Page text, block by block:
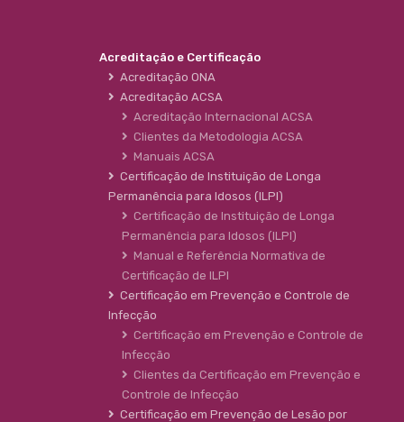
Acreditação e Certificação
Acreditação ONA
Acreditação ACSA
Acreditação Internacional ACSA
Clientes da Metodologia ACSA
Manuais ACSA
Certificação de Instituição de Longa
Permanência para Idosos (ILPI)
Certificação de Instituição de Longa
Permanência para Idosos (ILPI)
Manual e Referência Normativa de
Certificação de ILPI
Certificação em Prevenção e Controle de
Infecção
Certificação em Prevenção e Controle de
Infecção
Clientes da Certificação em Prevenção e
Controle de Infecção
Certificação em Prevenção de Lesão por